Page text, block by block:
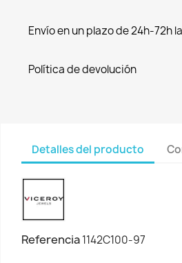
Envío en un plazo de 24h-72h
Política de devolución
Detalles del producto
Referencia1142C100-97